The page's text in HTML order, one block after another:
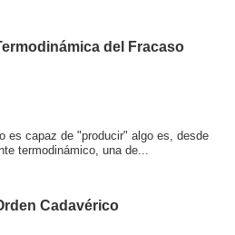
del Fracaso
es capaz de "producir" algo es, desde
termodinámico, una de...
Cadavérico